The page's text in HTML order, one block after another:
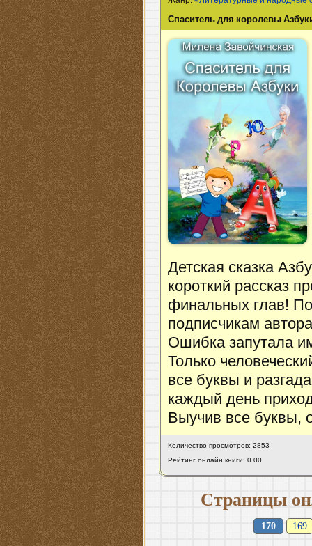
Спаситель для королевы
Детская сказка
короткий рассказ
финальных глав!
подписчикам
Ошибка запутала
Только
все буквы и
каждый день
Выучив все буквы,
Количество просмотров: 2853
Рейтинг онлайн книги: 0.00
Страницы
170 169